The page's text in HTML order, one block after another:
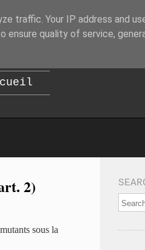
2)
sous la
traffic. Your IP address and
ensure quality of service,